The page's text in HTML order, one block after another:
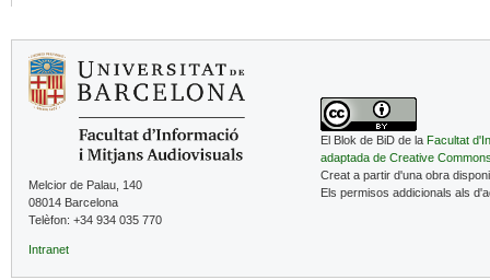
Melcior de Palau, 140
08014 Barcelona
Telèfon: +34 934 035 770
Intranet
El Blok de BiD de la Facultat
adaptada de Creative
Creat a partir d'una obra
Els permisos addicionals als